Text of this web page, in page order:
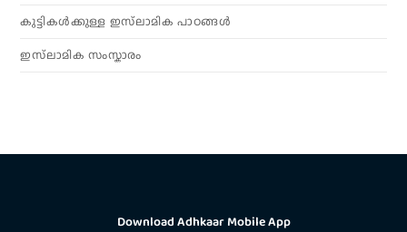
കുട്ടികൾക്കുള്ള ഇസ്‌ലാമിക പാഠങ്ങൾ
ഇസ്‌ലാമിക സംസ്കാരം
Download Adhkaar Mobile App